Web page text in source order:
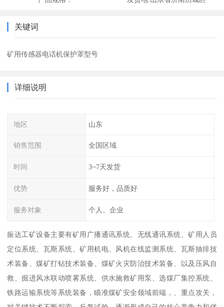
关键词
矿用传感器电话机保护罩型号
详细说明
地区 山东
销售范围 全国区域
时间 3~7天发货
优势 服务好，品质好
服务对象 个人、企业
振达工矿设备主要有矿用广播通讯系统、无线通讯系统、矿用人员
定位系统、瓦斯系统、矿用机电、风机在线监测系统、瓦斯抽排技
术装备、煤矿打钻技术装备、煤矿火灾防治技术装备、以及压风自
救、掘进风水联动喷雾系统、供水施救矿用泵、选煤厂集控系统、
铁路运输系统等系统装备，瞄准煤矿安全领域前端，、重点攻关，